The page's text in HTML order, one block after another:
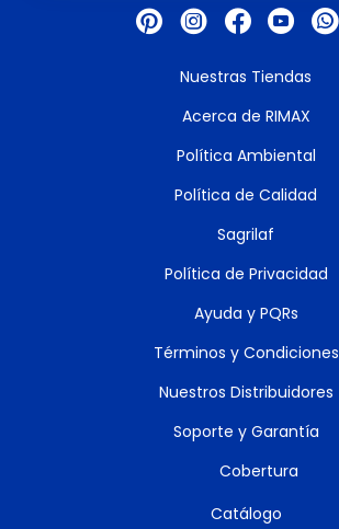
Nuestras Tiendas
Acerca de RIMAX
Política Ambiental
Política de Calidad
Sagrilaf
Política de Privacidad
Ayuda y PQRs
Términos y Condiciones
Nuestros Distribuidores
Soporte y Garantía
Cobertura
Catálogo